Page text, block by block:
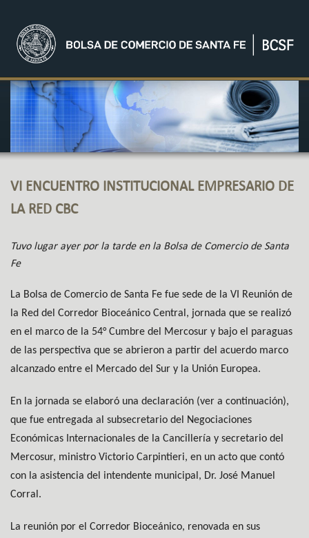
VI ENCUENTRO INSTITUCIONAL EMPRESARIO DE
LA RED CBC
Tuvo lugar ayer por la tarde en la Bolsa de Comercio de Santa
Fe
La Bolsa de Comercio de Santa Fe fue sede de la VI Reunión de
la Red del Corredor Bioceánico Central, jornada que se realizó
en el marco de la 54° Cumbre del Mercosur y bajo el paraguas
de las perspectiva que se abrieron a partir del acuerdo marco
alcanzado entre el Mercado del Sur y la Unión Europea.
En la jornada se elaboró una declaración (ver a continuación),
que fue entregada al subsecretario del Negociaciones
Económicas Internacionales de la Cancillería y secretario del
Mercosur, ministro Victorio Carpintieri, en un acto que contó
con la asistencia del intendente municipal, Dr. José Manuel
Corral.
La reunión por el Corredor Bioceánico, renovada en sus